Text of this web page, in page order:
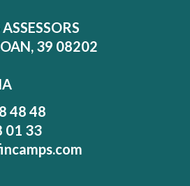
39 08202
48 48
01 33